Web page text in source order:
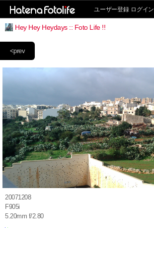
ユーザー登録 ログイン
Hey Hey Heydays :: Foto Life !!
<prev
20071208
F905i
5.20mm f/2.80